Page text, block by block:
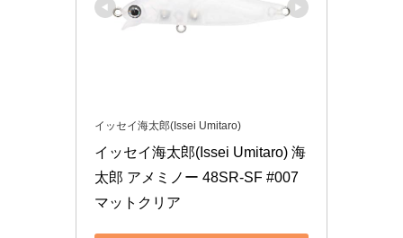
イッセイ海太郎(Issei Umitaro)
イッセイ海太郎(Issei Umitaro) 海
太郎 アメミノー 48SR-SF #007
マットクリア